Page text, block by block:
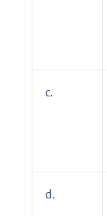
c.
d.